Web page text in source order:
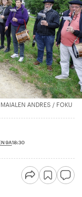
ANDRES / FOKU
9A18:30